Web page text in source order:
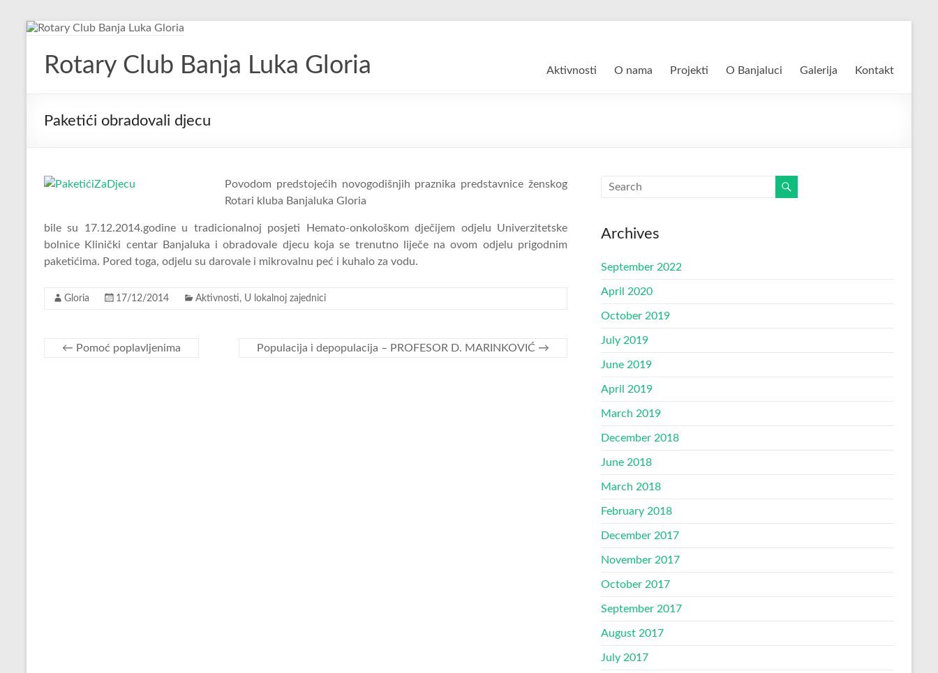
Skip
contentRotary Club Banja Luka Gloria Aktivnosti O nama Projekti O Banjaluci Galerija Kontakt
Paketići obradovali djecu
Povodom predstojećih novogodišnjih praznika predstavnice ženskog
Rotari kluba Banjaluka Gloria
bile su 17.12.2014.godine u tradicionalnoj posjeti Hemato-onkološkom dječijem odjelu Univerzitetske
bolnice Klinički centar Banjaluka i obradovale djecu koja se trenutno liječe na ovom odjelu prigodnim
paketićima. Pored toga, odjelu su darovale i mikrovalnu peć i kuhalo za vodu.
Gloria 17/12/2014 Aktivnosti, U lokalnoj zajednici
← Pomoć poplavljenima Populacija i depopulacija – PROFESOR D. MARINKOVIĆ →
Archives
September 2022
April 2020
October 2019
July 2019
June 2019
April 2019
March 2019
December 2018
June 2018
March 2018
February 2018
December 2017
November 2017
October 2017
September 2017
August 2017
July 2017